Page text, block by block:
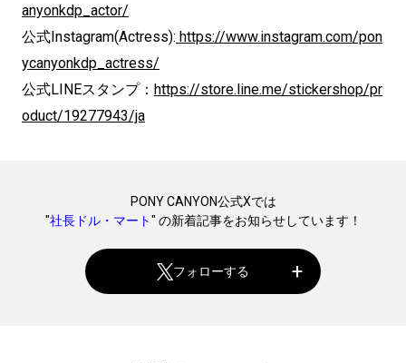
anyonkdp_actor/
公式Instagram(Actress): https://www.instagram.com/pon
ycanyonkdp_actress/
公式LINEスタンプ： https://store.line.me/stickershop/pr
oduct/19277943/ja
PONY CANYON公式Xでは
"社長ドル・マート" の新着記事をお知らせしています！
フォローする